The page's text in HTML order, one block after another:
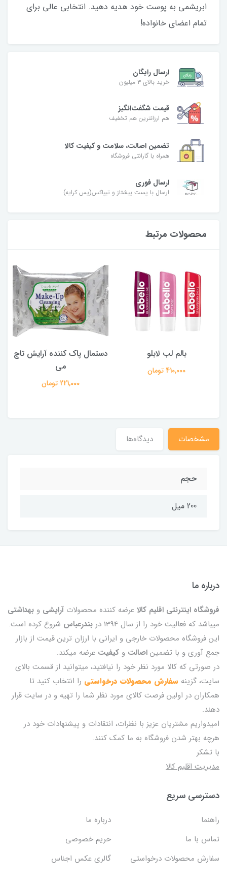
ابریشمی به پوست خود هدیه دهید. انتخابی عالی برای
تمام اعضای خانواده!
ارسال رایگان
خرید بالای ۳ میلیون
قیمت شگفت‌انگیز
هم ارزانترین هم تخفیف
تضمین اصالت، سلامت و کیفیت کالا
همراه با گارانتی فروشگاه
ارسال فوری
ارسال با پست پیشتاز و تیپاکس(پس کرایه)
محصولات مرتبط
بالم لب لابلو
410,000 تومان
دستمال پاک کننده آرایش تاچ
می
221,000 تومان
مشخصات دیدگاه‌ها
حجم
200 میل
درباره ما
فروشگاه اینترنتی اقلیم کالا عرضه کننده محصولات آرایشی و بهداشتی
میباشد که فعالیت خود را از سال 1394 در
بندرعباس شروع کرده است.
این فروشگاه محصولات خارجی و ایرانی با ارزان ترین قیمت از بازار
جمع آوری و با تضمین اصالت و کیفیت عرضه میکند.
در صورتی که کالا مورد نظر خود را نیافتید، میتوانید از قسمت بالای
سایت، گزینه سفارش محصولات درخواستی را انتخاب کنید تا
همکاران در اولین فرصت کالای مورد نظر شما را تهیه و در سایت قرار
دهند.
امیدواریم مشتریان عزیز با نظرات، انتقادات و پیشنهادات خود در
هرچه بهتر شدن فروشگاه به ما کمک کنند.
با تشکر
مدیریت اقلیم کالا
دسترسی سریع
راهنما
درباره ما
تماس با ما
حریم خصوصی
سفارش محصولات درخواستی
گالری عکس اجناس